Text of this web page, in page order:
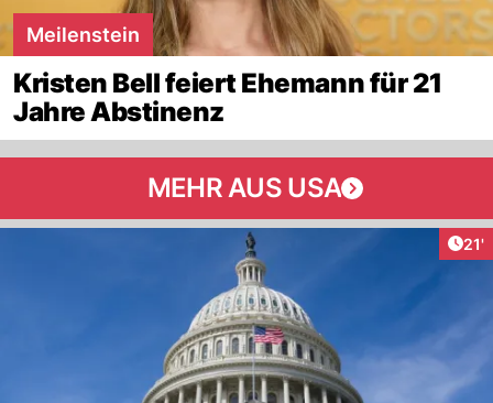
Meilenstein
Kristen Bell feiert Ehemann für 21
Jahre Abstinenz
MEHR AUS USA
21'